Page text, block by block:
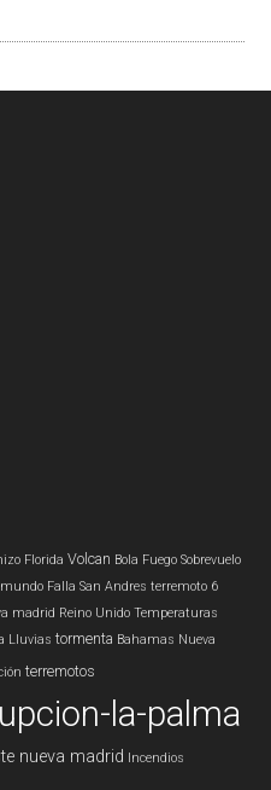
Florida Volcan Bola Fuego Sobrevuelo
Falla San Andres terremoto 6
madrid Reino Unido Temperaturas
Lluvias tormenta Bahamas Nueva
terremotos
la-palma
nueva madrid Incendios